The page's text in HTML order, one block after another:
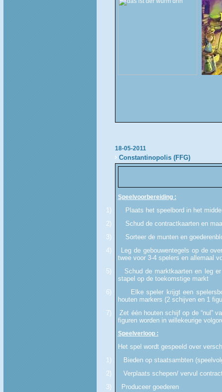
18-05-2011
Constantinopolis (FFG)
Speelvoorbereiding :
1)
Plaats het speelbord in het
2)
Schud de contractkaarten en
3)
Sorteer de munten en
4)
Leg de gebouwentegels op de
twee voor 3-4 spelers en allemaal
5)
Schud de marktkaarten en leg
stapel op de toekomstige markt
6)
Elke speler krijgt een
houten markers (2 schijven en 1
7)
Zet één houten schijf op de “nul”
figuren worden in willekeurige
Speelverloop :
Het spel wordt gespeeld over
1)
Bieden op staatsambten
2)
Verplaats schepen/ vervul
3)
Produceer goederen